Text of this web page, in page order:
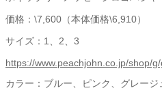
価格：\7,600（本体価格\6,910）
サイズ：1、2、3
https://www.peachjohn.co.jp/shop/
カラー：ブルー、ピンク、グレージ